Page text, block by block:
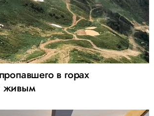
в горах
живым